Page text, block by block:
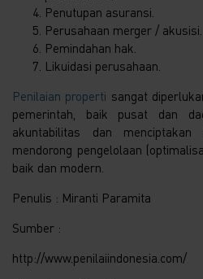
Penutupan asuransi.
Perusahaan merger / akusisi.
Pemindahan hak.
Likuidasi perusahaan.
Penilaian properti sangat
pemerintah, baik pusat dan
akuntabilitas dan
mendorong pengelolaan
baik dan modern.
Penulis : Miranti Paramita
Sumber :
http://www.penilaiindonesia.com/